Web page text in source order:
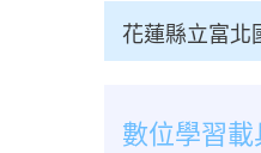
花蓮縣立富北
數位學習載